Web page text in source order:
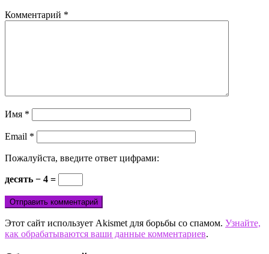
Комментарий *
Имя *
Email *
Пожалуйста, введите ответ цифрами:
десять − 4 =
Этот сайт использует Akismet для борьбы со спамом. Узнайте,
как обрабатываются ваши данные комментариев.